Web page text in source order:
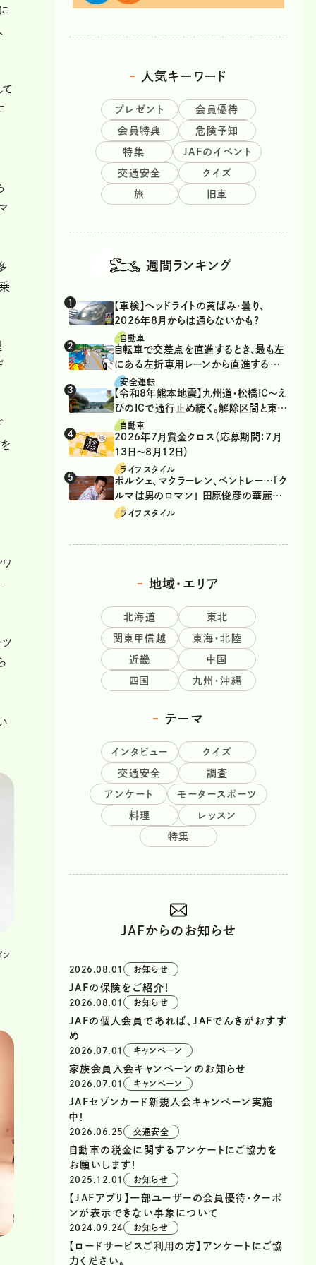
て
ン
人気キーワード
プレゼント 会員優待
会員特典 危険予知
特集 JAFのイベント
交通安全 クイズ
旅 旧車
週間ランキング
【車検】ヘッドライトの黄ばみ・曇り、
2026年8月からは通らないかも?
自動車
自転車で交差点を直進するとき、最も左
にある左折専用レーンから直進するの
は、違反？
安全運転
【令和8年熊本地震】九州道・松橋IC～え
びのICで通行止め続く。解除区間と東九
州道の迂回ルート
自動車
2026年7月賞金クロス（応募期間：7月
13日～8月12日）
ライフスタイル
ポルシェ、マクラーレン、ベントレー…「ク
ルマは男のロマン」 田原俊彦の華麗な
る愛車遍歴
ライフスタイル
地域・エリア
北海道 東北
関東甲信越 東海・北陸
近畿 中国
四国 九州・沖縄
テーマ
インタビュー クイズ
交通安全 調査
アンケート モータースポーツ
料理 レッスン
特集
JAFからのお知らせ
2026.08.01 お知らせ
JAFの保険をご紹介！
2026.08.01 お知らせ
JAFの個人会員であれば、JAFでんきがおすす
め
2026.07.01 キャンペーン
家族会員入会キャンペーンのお知らせ
2026.07.01 キャンペーン
JAFセゾンカード新規入会キャンペーン実施
中！
2026.06.25 交通安全
自動車の税金に関するアンケートにご協力を
お願いします！
2025.12.01 お知らせ
【JAFアプリ】一部ユーザーの会員優待・クーポ
ンが表示できない事象について
2024.09.24 お知らせ
【ロードサービスご利用の方】アンケートにご協
力ください。